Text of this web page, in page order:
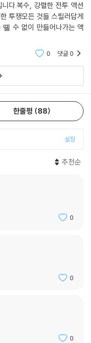
다.복수, 강렬한 전투 액션
투쟁모든 것들 스릴러답게
뗼 수 없이 만들어나가는 액
0 댓글0
한줄평 88
설정
추천순
0
0
0